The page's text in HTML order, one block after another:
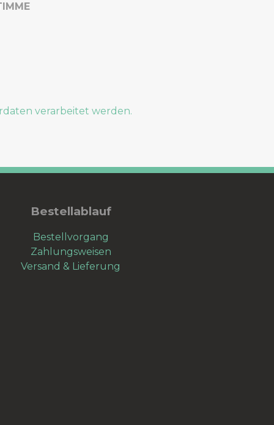
verarbeitet werden.
Bestellablauf
Bestellvorgang
Zahlungsweisen
Versand & Lieferung